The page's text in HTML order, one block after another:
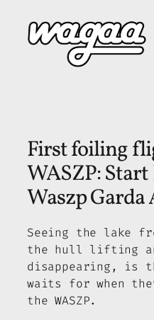
content
First foiling
WASZP:
Waszp Garda
Seeing the lake
the hull lifting
disappearing, is
waits for when
the WASZP.